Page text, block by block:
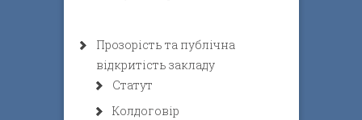
Прозорість та публічна
відкритість закладу
Статут
Колдоговір